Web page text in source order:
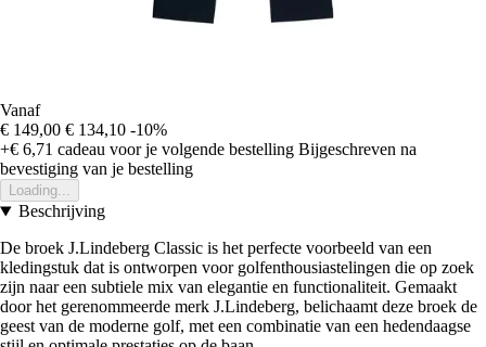
Vanaf
€ 149,00 € 134,10 -10%
+€ 6,71 cadeau voor je volgende bestelling Bijgeschreven na
bevestiging van je bestelling
Loading...
Beschrijving
De broek J.Lindeberg Classic is het perfecte voorbeeld van een
kledingstuk dat is ontworpen voor golfenthousiastelingen die op zoek
zijn naar een subtiele mix van elegantie en functionaliteit. Gemaakt
door het gerenommeerde merk J.Lindeberg, belichaamt deze broek de
geest van de moderne golf, met een combinatie van een hedendaagse